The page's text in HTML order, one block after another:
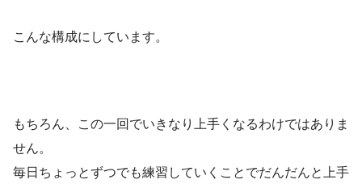
こんな構成にしています。
もちろん、この一回でいきなり上手くなるわけではありま
せん。
毎日ちょっとずつでも練習していくことでだんだんと上手